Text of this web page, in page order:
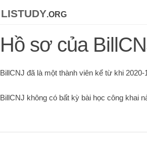
listudy.org
Hồ sơ của
BillCNJ đã là một thành viên kể từ khi 2020-
BillCNJ không có bất kỳ bài học công khai